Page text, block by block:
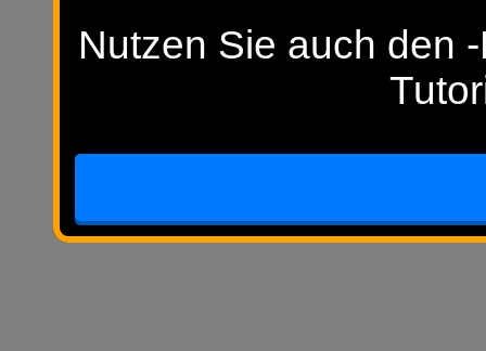
Nutzen Sie auch den